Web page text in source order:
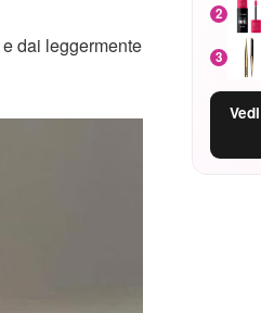
e dai leggermente
2
3